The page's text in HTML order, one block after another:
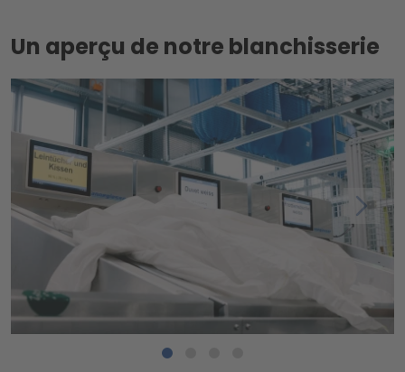
Un aperçu de notre blanchisserie